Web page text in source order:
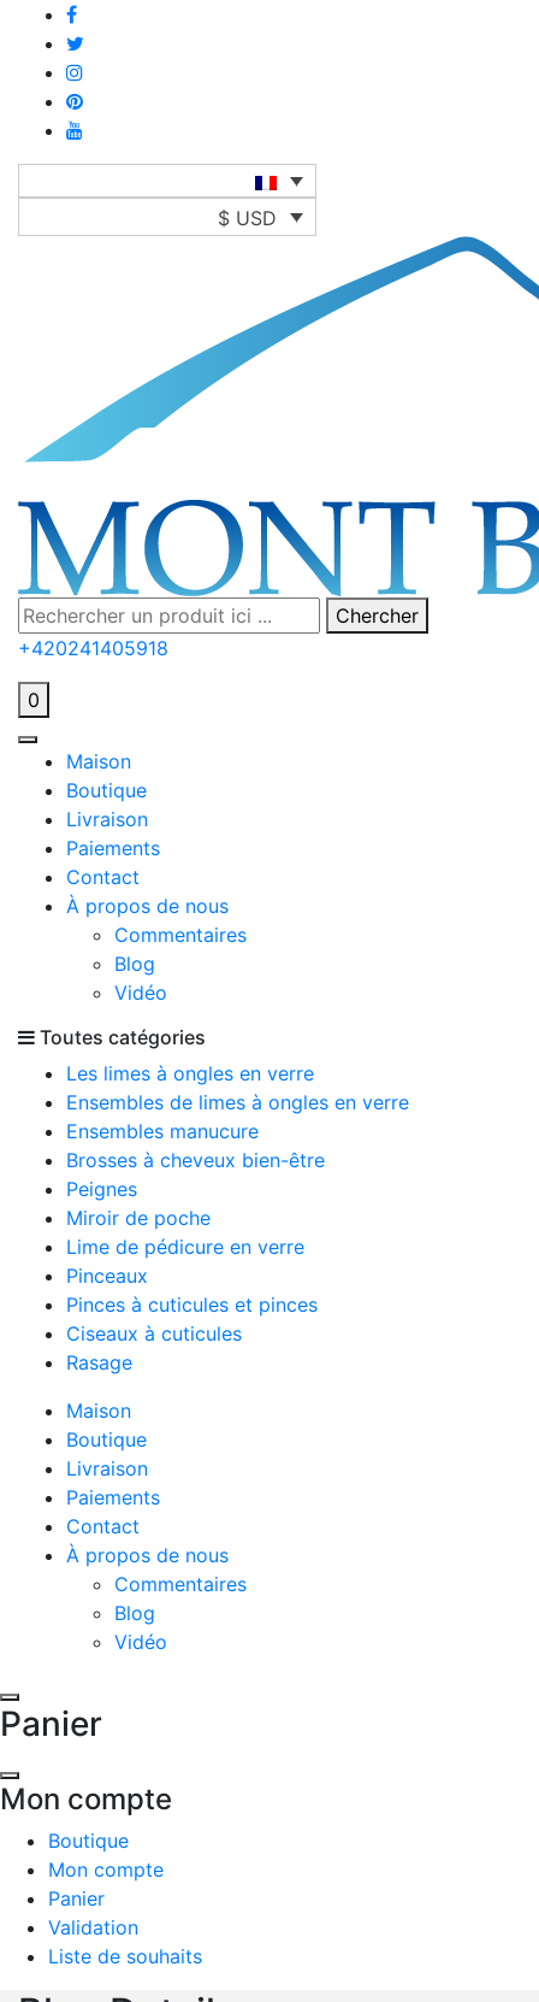
$ USD
Chercher
+420241405918
0
Maison
Boutique
Livraison
Paiements
Contact
À propos de nous
Commentaires
Blog
Vidéo
Toutes catégories
Les limes à ongles en verre
Ensembles de limes à ongles en verre
Ensembles manucure
Brosses à cheveux bien-être
Peignes
Miroir de poche
Lime de pédicure en verre
Pinceaux
Pinces à cuticules et pinces
Ciseaux à cuticules
Rasage
Maison
Boutique
Livraison
Paiements
Contact
À propos de nous
Commentaires
Blog
Vidéo
Panier
Mon compte
Boutique
Mon compte
Panier
Validation
Liste de souhaits